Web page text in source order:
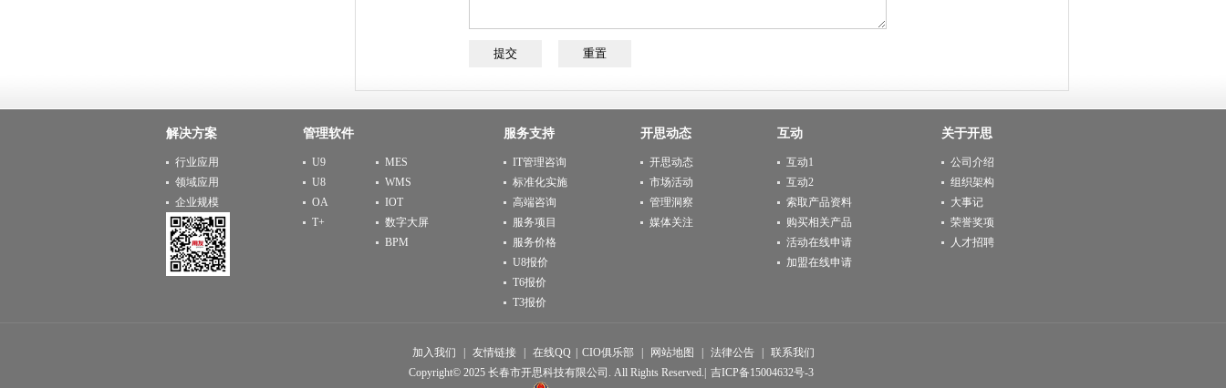
解决方案
行业应用
领域应用
企业规模
管理软件
U9
U8
OA
T+
MES
WMS
IOT
数字大屏
BPM
服务支持
IT管理咨询
标准化实施
高端咨询
服务项目
服务价格
U8报价
T6报价
T3报价
开思动态
开思动态
市场活动
管理洞察
媒体关注
互动
互动1
互动2
索取产品资料
购买相关产品
活动在线申请
加盟在线申请
关于开思
公司介绍
组织架构
大事记
荣誉奖项
人才招聘
加入我们 友情链接 在线QQ CIO俱乐部 网站地图 法律公告
联系我们
Copyright© 2025 长春市开思科技有限公司. All Rights Reserved.| 吉ICP备15004632号-3